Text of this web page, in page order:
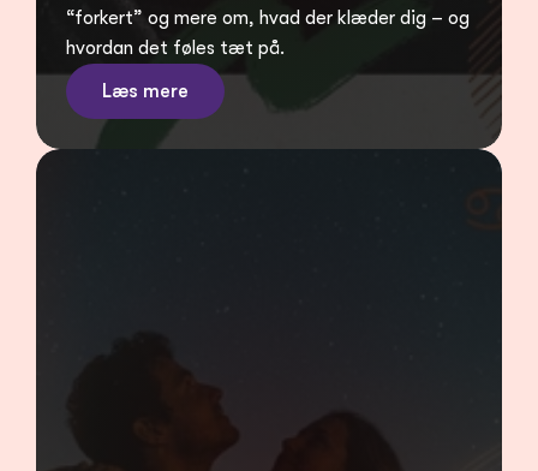
“forkert” og mere om, hvad der klæder dig – og
hvordan det føles tæt på.
Læs mere